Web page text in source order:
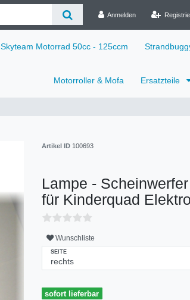
Anmelden
Skyteam Motorrad 50cc - 125ccm
Motorroller & Mofa Ersatzteile
Artikel ID 100693
Lampe -
für Kinderquad
Wunschliste
SEITE
sofort lieferbar